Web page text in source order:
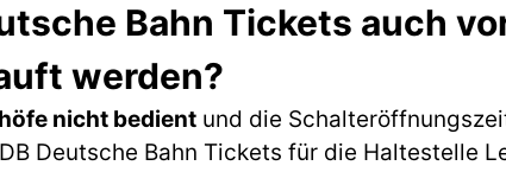
Bahn Tickets auch
werden?
nicht bedient und die
Deutsche Bahn Tickets für die Haltestelle